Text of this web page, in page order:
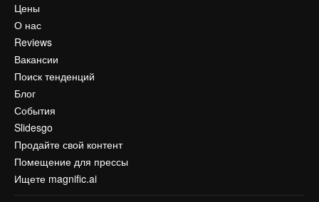
Цены
О нас
Reviews
Вакансии
Поиск тенденций
Блог
События
Slidesgo
Продайте свой контент
Помещение для прессы
Ищете magnific.ai